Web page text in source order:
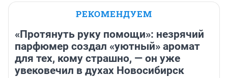
РЕКОМЕНДУЕМ
«Протянуть руку помощи»: незрячий
парфюмер создал «уютный» аромат
для тех, кому страшно, — он уже
увековечил в духах Новосибирск